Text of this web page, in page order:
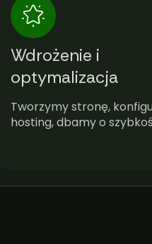
Wdrożenie i
optymalizacja
Tworzymy stronę,
hosting, dbamy o